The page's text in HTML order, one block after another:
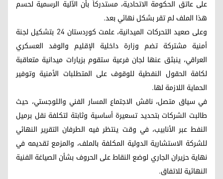
على عاتق الحكومة الاتحادية، مستدركاً بأن الآلية الرسمية لحسم
هذا الملف لم تقر بشكل نهائي بعد.
وعلى صعيد التحركات الميدانية، علمت كوردستان 24 بتشكيل لجنة
أمنية مشتركة تضم وزارة داخلية الإقليم والوفد العسكري
العراقي، ينبثق عنها لجان فرعية ستقوم بزيارات ميدانية متعاقبة
لكافة الحقول النفطية للوقوف على المتطلبات الأمنية وتوفير
الحماية اللازمة لها.
في سياق متصل، ناقش الاجتماع المسار الفني واللوجستي، حيث
طالبت الشركات بتحديد تسعيرة أساسية وثابتة لتكلفة نقل برميل
النفط عبر الأنابيب، في وقت ينتظر فيه الطرفان التقرير النهائي
للشركة الاستشارية الدولية المكلفة بالملف، والمزمع تقديمه في
نهاية حزيران الجاري لوضع النقاط على الحروف بشأن الصياغة الفنية
النهائية للاتفاق.